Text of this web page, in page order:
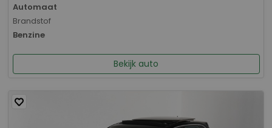
Automaat
Brandstof
Benzine
Bekijk auto